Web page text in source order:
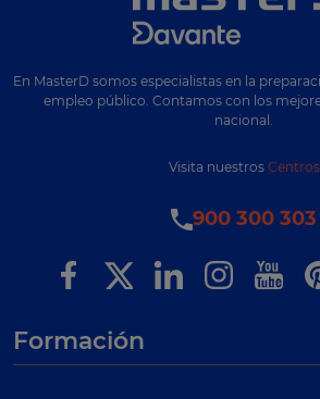
En MasterD somos especialistas en la
empleo público. Contamos con los
nacional.
Visita nuestros Centros
900 300 303
Formación